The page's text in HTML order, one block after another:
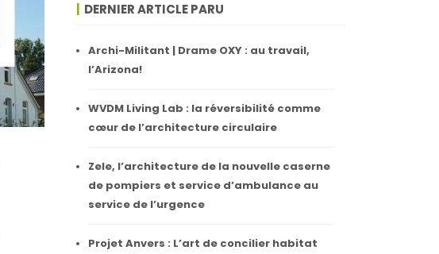
DERNIER ARTICLE PARU
Archi-Militant | Drame OXY : au travail,
l’Arizona!
WVDM Living Lab : la réversibilité comme
cœur de l’architecture circulaire
Zele, l’architecture de la nouvelle caserne
de pompiers et service d’ambulance au
service de l’urgence
Projet Anvers : L’art de concilier habitat